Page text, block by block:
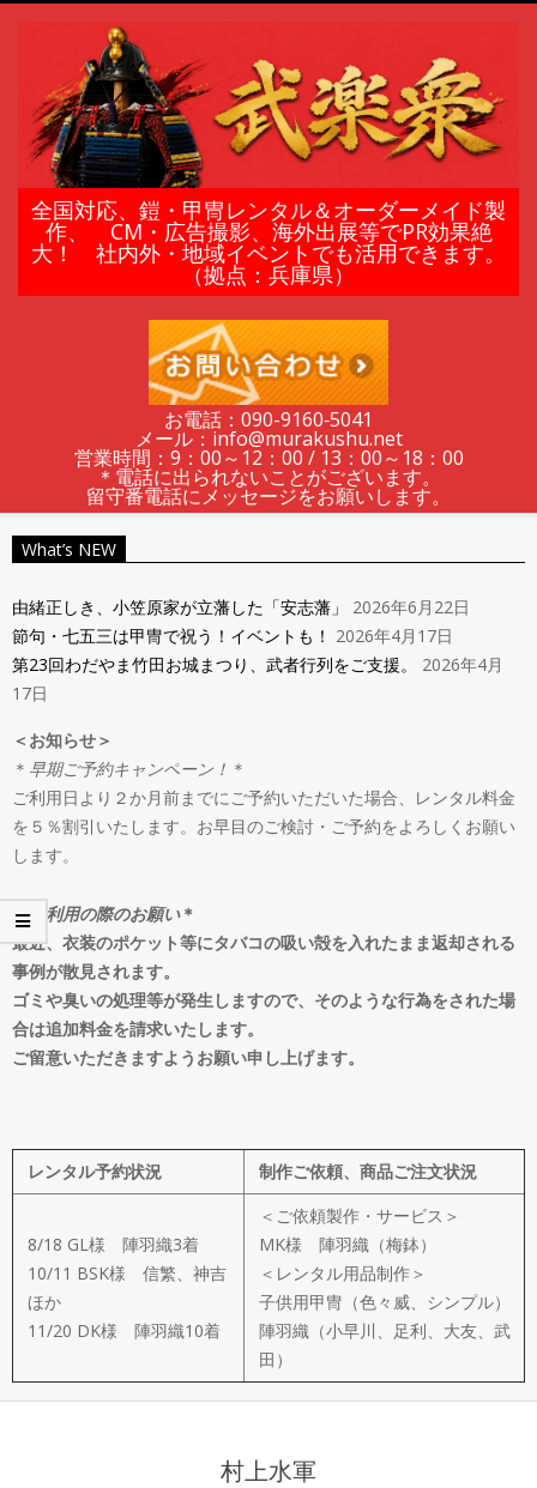
鎧
甲
レ
ン
タ
ル
＆
オ
ー
ダ
ー
メ
イ
ド
製
作
武
全国対応、鎧・甲冑レンタル＆オーダーメイド製
作、 CM・広告撮影、海外出展等でPR効果絶
大！ 社内外・地域イベントでも活用できます。
（拠点：兵庫県）
お電話：090-9160‐5041
メール：info@murakushu.net
営業時間：9：00～12：00 / 13：00～18：00
＊電話に出られないことがございます。
留守番電話にメッセージをお願いします。
Navigation
What’s NEW
由緒正しき、小笠原家が立藩した「安志藩」
2026年6月22日
節句・七五三は甲冑で祝う！イベントも！ 2026年4月17日
第23回わだやま竹田お城まつり、武者行列をご支援。
2026年4月
17日
＜お知らせ＞
＊ 早期ご予約キャンペーン！ ＊
ご利用日より２か月前までにご予約いただいた場合、レンタル料金
を５％割引いたします。お早目のご検討・ご予約をよろしくお願い
します。
＊ご利用の際のお願い＊
最近、衣装のポケット等にタバコの吸い殻を入れたまま返却される
事例が散見されます。
ゴミや臭いの処理等が発生しますので、そのような行為をされた場
合は追加料金を請求いたします。
ご留意いただきますようお願い申し上げます。
レンタル予約状況 制作ご依頼、商品ご注文状況
8/18 GL様 陣羽織3着
10/11 BSK様 信繁、神吉
ほか
11/20 DK様 陣羽織10着
＜ご依頼製作・サービス＞
MK様 陣羽織（梅鉢）
＜レンタル用品制作＞
子供用甲冑（色々威、シンプル）
陣羽織（小早川、足利、大友、武
田）
村上水軍